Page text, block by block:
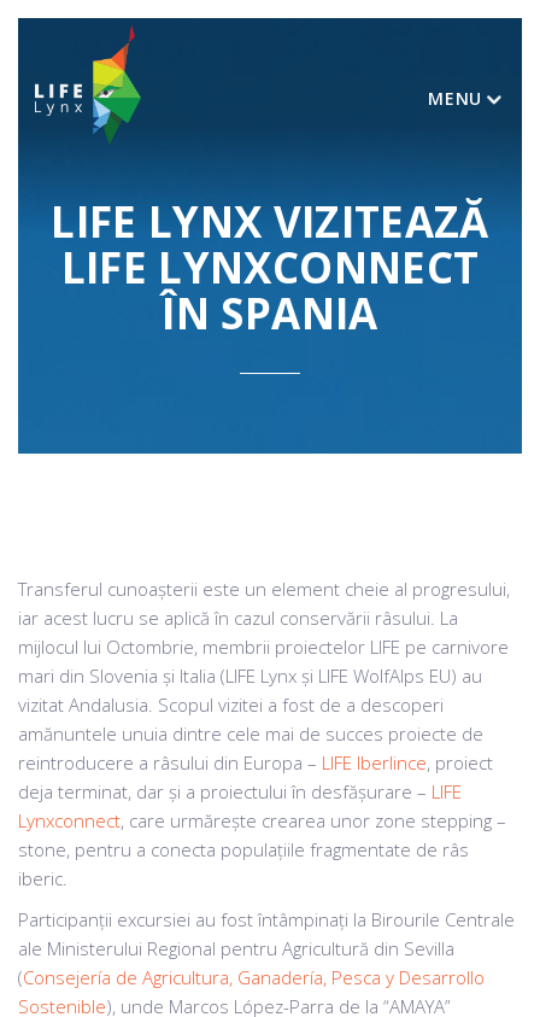
MENU
LIFE LYNX VIZITEAZĂ
LIFE LYNXCONNECT
ÎN SPANIA
Transferul cunoașterii este un element cheie al progresului,
iar acest lucru se aplică în cazul conservării râsului. La
mijlocul lui Octombrie, membrii proiectelor LIFE pe carnivore
mari din Slovenia și Italia (LIFE Lynx și LIFE WolfAlps EU) au
vizitat Andalusia. Scopul vizitei a fost de a descoperi
amănuntele unuia dintre cele mai de succes proiecte de
reintroducere a râsului din Europa – LIFE Iberlince, proiect
deja terminat, dar și a proiectului în desfășurare – LIFE
Lynxconnect, care urmărește crearea unor zone stepping –
stone, pentru a conecta populațiile fragmentate de râs
iberic.
Participanții excursiei au fost întâmpinați la Birourile Centrale
ale Ministerului Regional pentru Agricultură din Sevilla
(Consejería de Agricultura, Ganadería, Pesca y Desarrollo
Sostenible), unde Marcos López-Parra de la “AMAYA”